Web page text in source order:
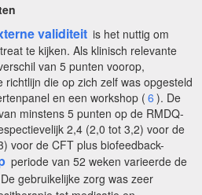
validiteit is het nuttig om
te kijken. Als klinisch relevante
van 5 punten voorop,
die op zich zelf was opgesteld
en een workshop (6 ). De
minstens 5 punten op de RMDQ-
2,4 (2,0 tot 3,2) voor de
voor de CFT plus biofeedback-
periode van 52 weken varieerde de
gebruikelijke zorg was zeer